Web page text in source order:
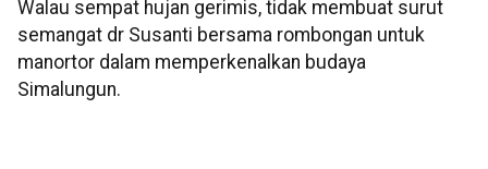
Walau sempat hujan gerimis, tidak membuat surut
semangat dr Susanti bersama rombongan untuk
manortor dalam memperkenalkan budaya
Simalungun.